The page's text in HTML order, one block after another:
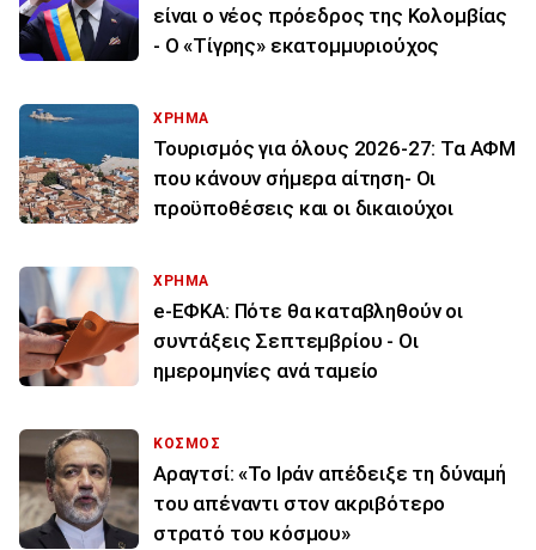
είναι ο νέος πρόεδρος της Κολομβίας
- Ο «Τίγρης» εκατομμυριούχος
ΧΡΗΜΑ
Τουρισμός για όλους 2026-27: Τα ΑΦΜ
που κάνουν σήμερα αίτηση- Οι
προϋποθέσεις και οι δικαιούχοι
ΧΡΗΜΑ
e-ΕΦΚΑ: Πότε θα καταβληθούν οι
συντάξεις Σεπτεμβρίου - Οι
ημερομηνίες ανά ταμείο
ΚΟΣΜΟΣ
Αραγτσί: «Το Ιράν απέδειξε τη δύναμή
του απέναντι στον ακριβότερο
στρατό του κόσμου»